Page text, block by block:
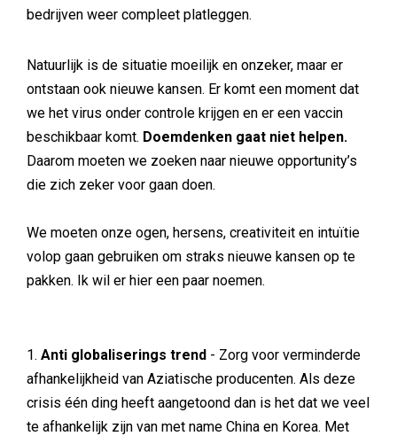
bedrijven weer compleet platleggen.
Natuurlijk is de situatie moeilijk en onzeker, maar er
ontstaan ook nieuwe kansen. Er komt een moment dat
we het virus onder controle krijgen en er een vaccin
beschikbaar komt. Doemdenken gaat niet helpen.
Daarom moeten we zoeken naar nieuwe opportunity’s
die zich zeker voor gaan doen.
We moeten onze ogen, hersens, creativiteit en intuïtie
volop gaan gebruiken om straks nieuwe kansen op te
pakken. Ik wil er hier een paar noemen.
1. Anti globaliserings trend - Zorg voor verminderde
afhankelijkheid van Aziatische producenten. Als deze
crisis één ding heeft aangetoond dan is het dat we veel
te afhankelijk zijn van met name China en Korea. Met